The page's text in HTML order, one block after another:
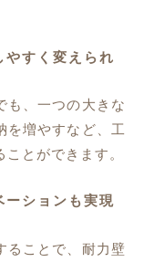
すく変えられ
も、一つの大きな
を増やすなど、工
とができます。
ションも実現
ることで、耐力壁